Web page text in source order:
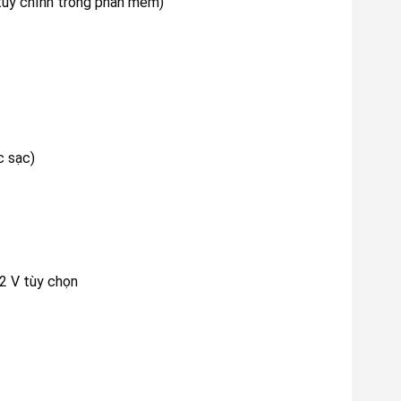
sạc)
V tùy chọn